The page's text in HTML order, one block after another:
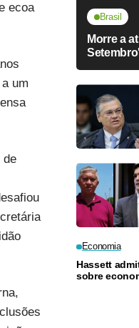
ecoa
um
de
Brasil
Morre a
Setembro'
Economia
Hassett
sobre